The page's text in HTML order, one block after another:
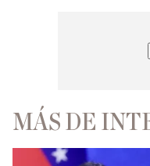
MÁS DE